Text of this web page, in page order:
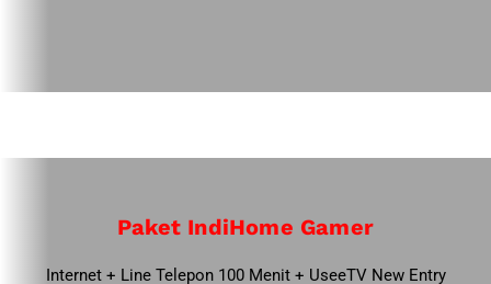
Paket IndiHome Gamer
Internet + Line Telepon 100 Menit + UseeTV New Entry